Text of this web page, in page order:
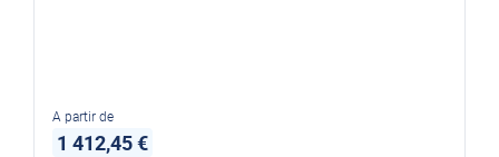
A partir de
1 412,45 €